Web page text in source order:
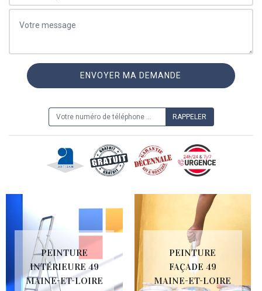
PEINTURE
INTÉRIEURE 49
MAINE-ET-LOIRE
PEINTURE
FAÇADE 49
MAINE-ET-LOIRE